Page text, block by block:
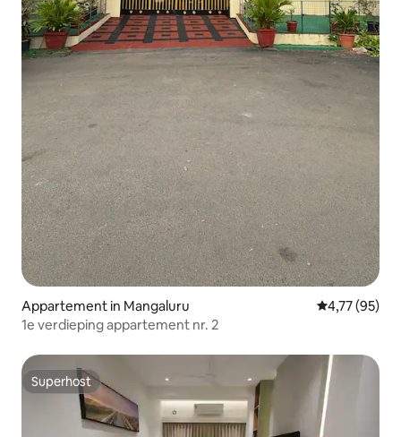
Appartement in Mangaluru Gemiddelde
4,77 (95)
1e verdieping appartement nr. 2
Superhost
Superhost